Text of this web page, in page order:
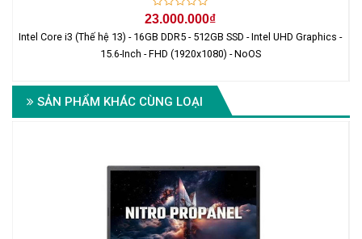
23.000.000₫
Intel Core i3 (Thế hệ 13) - 16GB DDR5 - 512GB SSD - Intel UHD Graphics -
15.6-Inch - FHD (1920x1080) - NoOS
SẢN PHẨM KHÁC CÙNG LOẠI